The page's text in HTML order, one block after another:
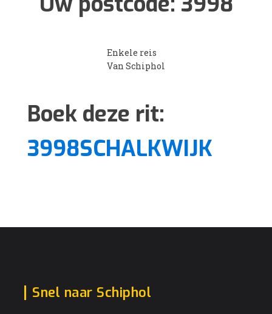
Enkele reis
Van Schiphol
Boek deze rit:
3998SCHALKWIJK
Snel naar Schiphol